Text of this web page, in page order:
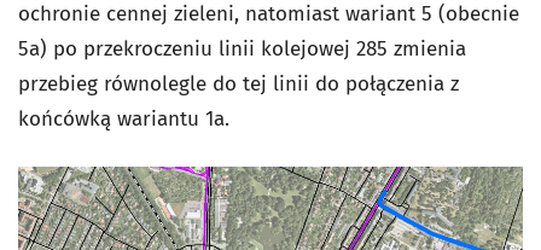
ochronie cennej zieleni, natomiast wariant 5 (obecnie
5a) po przekroczeniu linii kolejowej 285 zmienia
przebieg równolegle do tej linii do połączenia z
końcówką wariantu 1a.